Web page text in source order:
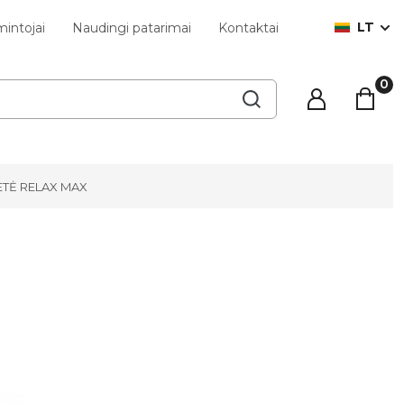
Naudingi patarimai Kontaktai LT
RELAX MAX